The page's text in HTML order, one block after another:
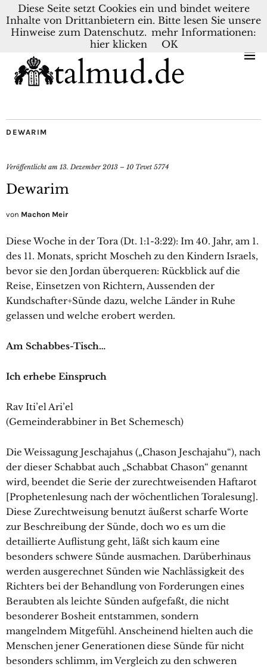
KONTAKT BLOG DEUTSCH NEDERLANDS
DEWARIM
Veröffentlicht am 13. Dezember 2013 – 10 Tevet 5774
Dewarim
von Machon Meir
Diese Woche in der Tora (Dt. 1:1-3:22): Im 40. Jahr, am 1.
des 11. Monats, spricht Moscheh zu den Kindern Israels,
bevor sie den Jordan überqueren: Rückblick auf die
Reise, Einsetzen von Richtern, Aussenden der
Kundschafter+Sünde dazu, welche Länder in Ruhe
gelassen und welche erobert werden.
Am Schabbes-Tisch…
Ich erhebe Einspruch
Rav Iti’el Ari’el
(Gemeinderabbiner in Bet Schemesch)
Die Weissagung Jeschajahus („Chason Jeschajahu“), nach
der dieser Schabbat auch „Schabbat Chason“ genannt
wird, beendet die Serie der zurechtweisenden Haftarot
[Prophetenlesung nach der wöchentlichen Toralesung].
Diese Zurechtweisung benutzt äußerst scharfe Worte
zur Beschreibung der Sünde, doch wo es um die
detaillierte Auflistung geht, läßt sich kaum eine
besonders schwere Sünde ausmachen. Darüberhinaus
werden ausgerechnet Sünden wie Nachlässigkeit des
Richters bei der Behandlung von Forderungen eines
Beraubten als leichte Sünden aufgefaßt, die nicht
besonderer Bosheit entstammen, sondern
mangelndem Mitgefühl. Anscheinend hielten auch die
Menschen jener Generationen diese Sünde für nicht
besonders schlimm, im Vergleich zu den schweren
Diese Seite setzt Cookies ein und bindet weitere
Inhalte von Drittanbietern ein. Bitte lesen Sie unsere
Hinweise zum Datenschutz. mehr Informationen:
hier klicken
OK